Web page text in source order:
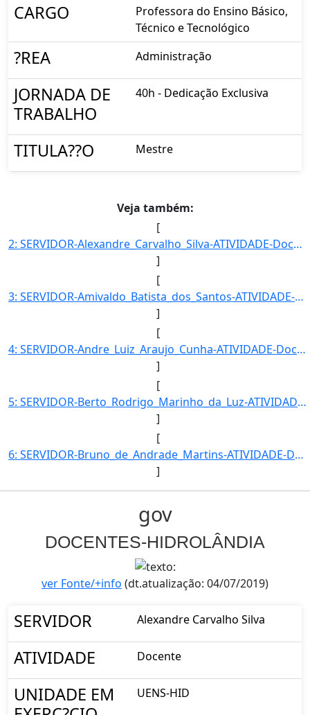
CARGO
Professora do Ensino Básico,
Técnico e Tecnológico
?REA Administração
JORNADA DE
TRABALHO
40h - Dedicação Exclusiva
TITULA??O Mestre
Veja também:
[
2: SERVIDOR-Alexandre_Carvalho_Silva-ATIVIDADE-Docente-UNIDADE_EM_EXERCICIO-UENS-HID-CARGO-Professor_do]
]
[
3: SERVIDOR-Amivaldo_Batista_dos_Santos-ATIVIDADE-Docente-UNIDADE_EM_EXERCICIO-UENS-HID-CARGO-Professor]
]
[
4: SERVIDOR-Andre_Luiz_Araujo_Cunha-ATIVIDADE-Docente-UNIDADE_EM_EXERCICIO-UENS-HID-CARGO-Professor_do_]
]
[
5: SERVIDOR-Berto_Rodrigo_Marinho_da_Luz-ATIVIDADE-Docente-UNIDADE_EM_EXERCICIO-UENS-HID-CARGO-Professo]
]
[
6: SERVIDOR-Bruno_de_Andrade_Martins-ATIVIDADE-Docente-UNIDADE_EM_EXERCICIO-UENS-HID-CARGO-Professor_do]
]
gov
DOCENTES-HIDROLÂNDIA
ver Fonte/+info (dt.atualização: 04/07/2019)
SERVIDOR Alexandre Carvalho Silva
ATIVIDADE Docente
UNIDADE EM
UENS-HID